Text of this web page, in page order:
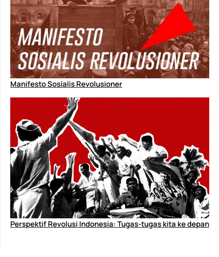
Manifesto Sosialis Revolusioner
Perspektif Revolusi Indonesia: Tugas-tugas kita ke depan